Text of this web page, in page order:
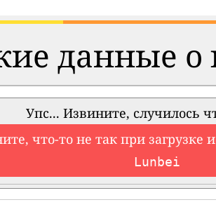
данные о
Упс... Извините, случилось
что-то не так при загрузке
Lunbei